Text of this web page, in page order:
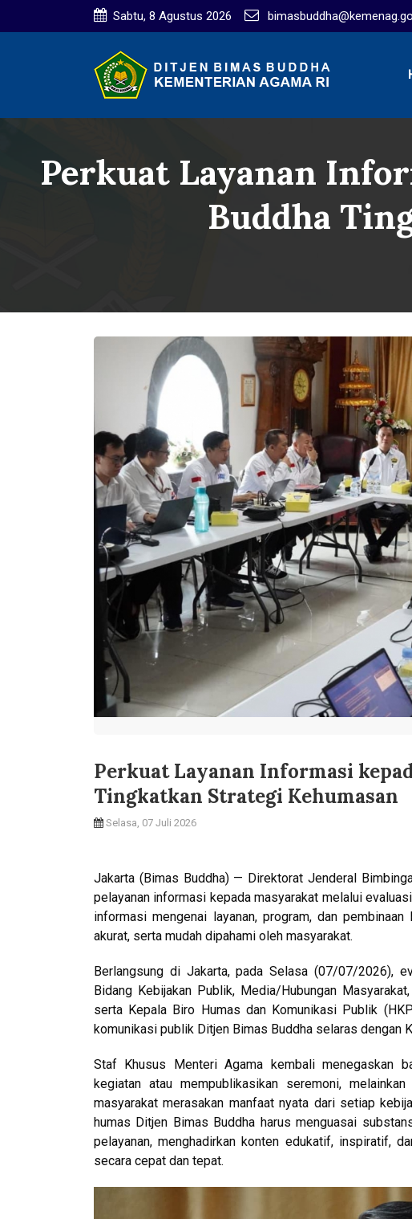
Sabtu, 8 Agustus 2026
Perkuat Layanan
Buddha
Perkuat Layanan Informasi
Tingkatkan Strategi Kehumasan
Selasa, 07 Juli 2026
Jakarta (Bimas Buddha) — Direktorat Jenderal
pelayanan informasi kepada masyarakat melalui
informasi mengenai layanan, program, dan
akurat, serta mudah dipahami oleh masyarakat.
Berlangsung di Jakarta, pada Selasa (07/07/2026),
Bidang Kebijakan Publik, Media/Hubungan
serta Kepala Biro Humas dan Komunikasi Publik
komunikasi publik Ditjen Bimas Buddha selaras dengan
Staf Khusus Menteri Agama kembali menegaskan
kegiatan atau mempublikasikan seremoni,
masyarakat merasakan manfaat nyata dari setiap
humas Ditjen Bimas Buddha harus menguasai
pelayanan, menghadirkan konten edukatif, inspiratif,
secara cepat dan tepat.